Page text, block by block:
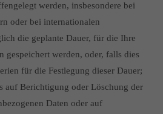
werden, insbesondere bei
oder bei internationalen
die geplante Dauer, für die Ihre
gespeichert werden, oder, falls dies
für die Festlegung dieser Dauer;
auf Berichtigung oder Löschung der
Daten oder auf